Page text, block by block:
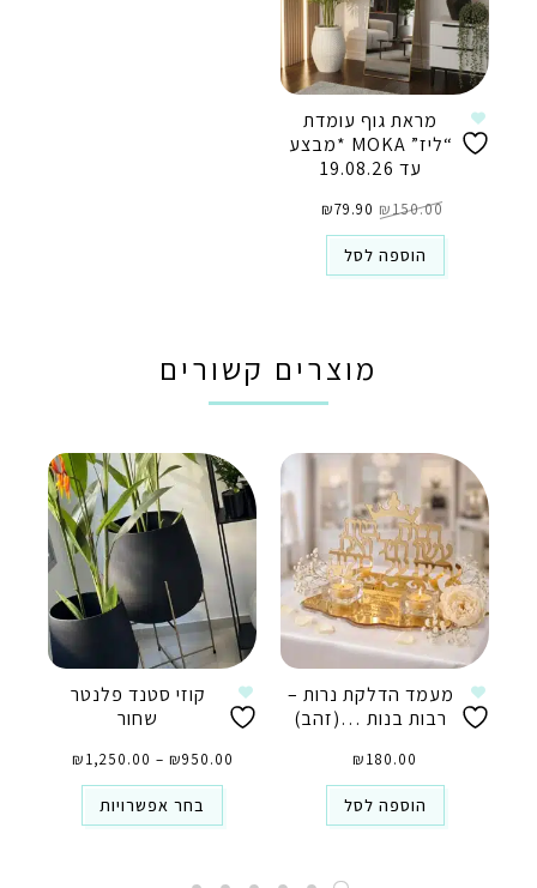
מראת גוף עומדת
“ליז” MOKA *מבצע
עד 19.08.26
₪150.00 המקורי
היה:
₪150.00.
₪79.90 הנוכחי
הוא:
הוספה לסל
מוצרים קשורים
מעמד הדלקת נרות –
רבות בנות …(זהב)
₪180.00
הוספה לסל
קוזי סטנד פלנטר
שחור
₪950.00
–
₪1,250.00 מחירים:
בחר אפשרויות